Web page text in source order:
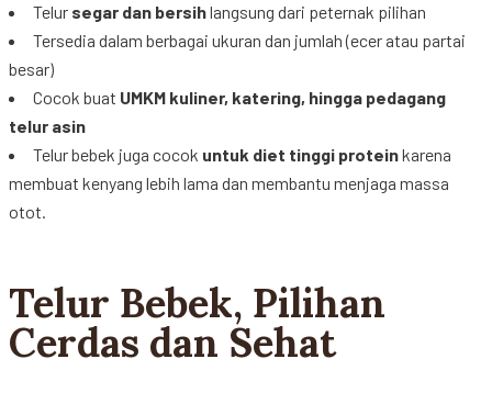
Telur segar dan bersihlangsung dari peternak pilihan
Tersedia dalam berbagai ukuran dan jumlah(ecer atau partai
besar)
Cocok buat UMKM kuliner, katering, hingga pedagang
telur asin
Telurbebek juga cocok untuk diet tinggi proteinkarena
membuat kenyang lebih lama dan membantu menjaga massa
otot.
Telur Bebek, Pilihan
Cerdas dan Sehat